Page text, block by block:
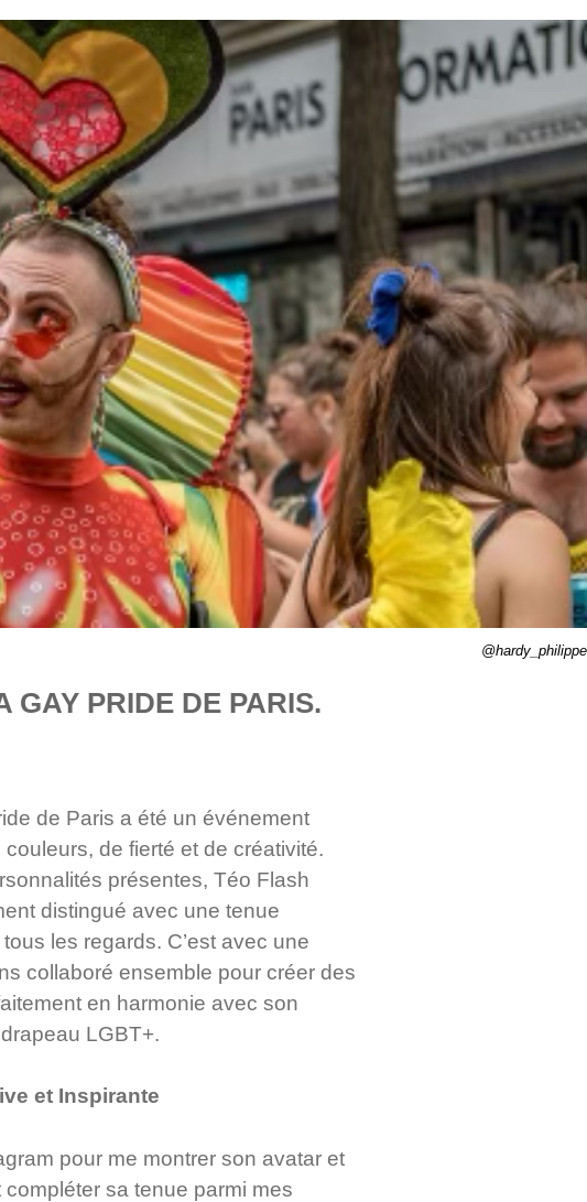
@hardy_philippe
PRIDE DE PARIS.
de Paris a été un événement
de fierté et de créativité.
présentes, Téo Flash
distingué avec une tenue
les regards. C’est avec une
collaboré ensemble pour créer des
en harmonie avec son
LGBT+.
et Inspirante
pour me montrer son avatar et
sa tenue parmi mes